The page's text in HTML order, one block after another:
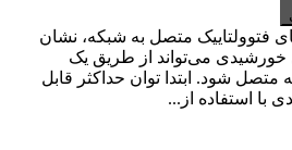
فتوولتاییک متصل به شبکه، نشان
خورشیدی می‌تواند از طریق یک
متصل شود. ابتدا توان حداکثر قابل
با استفاده از...